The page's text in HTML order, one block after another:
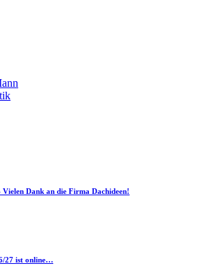
Dank an die Firma Dachideen!
27 ist online…